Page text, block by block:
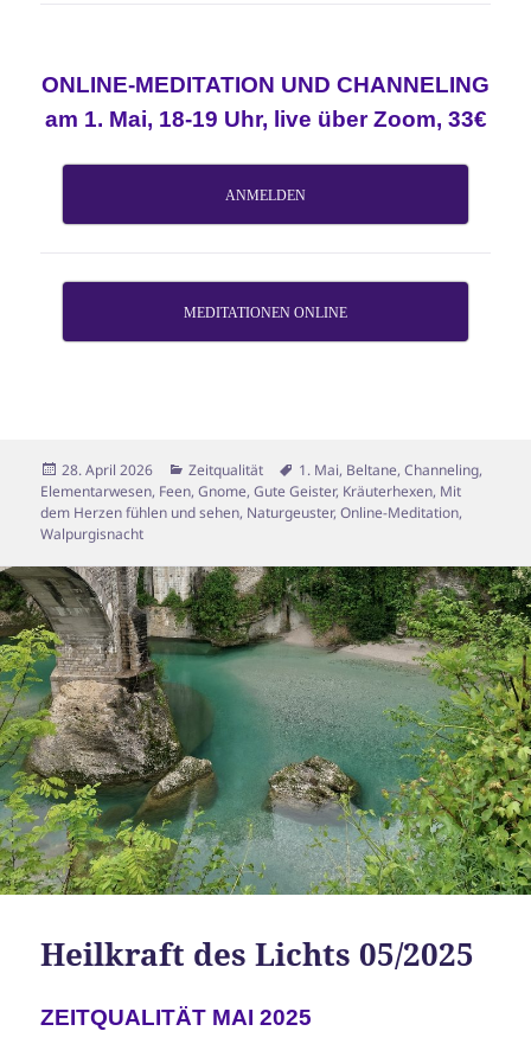
ONLINE-MEDITATION UND CHANNELING
am 1. Mai, 18-19 Uhr, live über Zoom, 33€
ANMELDEN
MEDITATIONEN ONLINE
Veröffentlicht
am
28. April 2026 Kategorien
Zeitqualität Schlagwörter
1. Mai, Beltane,Channeling,
Elementarwesen, Feen,Gnome,Gute Geister, Kräuterhexen, Mit
dem Herzen fühlen und sehen, Naturgeuster,Online-Meditation,
Walpurgisnacht
Heilkraft des Lichts 05/2025
ZEITQUALITÄT MAI 2025